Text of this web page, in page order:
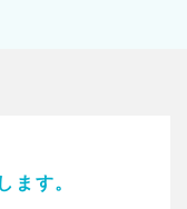
ます。